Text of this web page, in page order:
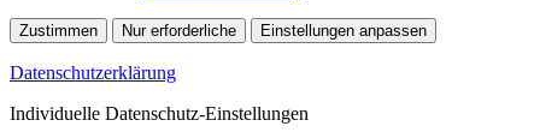
Zustimmen Nur erforderliche Einstellungen anpassen
Datenschutzerklärung
Individuelle Datenschutz-Einstellungen